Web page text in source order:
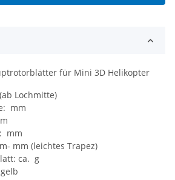
für Mini 3D Helikopter
Lochmitte)
mm
mm
mm (leichtes Trapez)
ca. g